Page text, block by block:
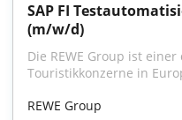
SAP FI
(m/w/d)
Die REWE Group ist
Touristikkonzerne in
REWE Group